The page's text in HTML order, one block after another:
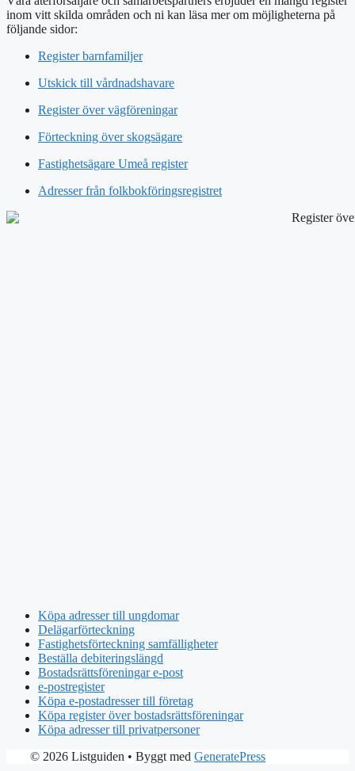
inom vitt skilda områden och ni kan läsa mer om möjligheterna på
följande sidor:
Register barnfamiljer
Utskick till vårdnadshavare
Register över vägföreningar
Förteckning över skogsägare
Fastighetsägare Umeå register
Adresser från folkbokföringsregistret
Köpa adresser till ungdomar
Delägarförteckning
Fastighetsförteckning samfälligheter
Beställa debiteringslängd
Bostadsrättsföreningar e-post
e-postregister
Köpa e-postadresser till företag
Köpa register över bostadsrättsföreningar
Köpa adresser till privatpersoner
© 2026 Listguiden • Byggt med GeneratePress